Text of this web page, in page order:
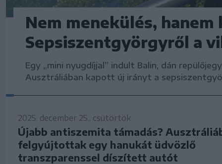
Nem menekülés, hanem
Sepsiszentgyörgyről a
Egy „mini nyugdíjjal” indult Balin, dán
Ausztráliában kapott új irányt a
2025. december 25., csütörtök
Újabb antiszemita támadás?
felgyújtottak egy hanukát üdvözlő
transzparenssel díszített autót